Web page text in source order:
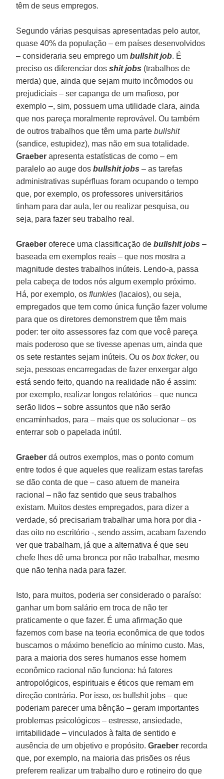
têm de seus empregos.
Segundo várias pesquisas apresentadas pelo autor,
quase 40% da população – em países desenvolvidos
– consideraria seu emprego umbullshit job. É
preciso os diferenciar dosshit jobs (trabalhos de
merda) que, ainda que sejam muito incômodos ou
prejudiciais – ser capanga de um mafioso, por
exemplo –, sim, possuem uma utilidade clara, ainda
que nos pareça moralmente reprovável. Ou também
de outros trabalhos que têm uma partebullshit
(sandice, estupidez), mas não em sua totalidade.
Graeber apresenta estatísticas de como – em
paralelo ao auge dosbullshit jobs – as tarefas
administrativas supérfluas foram ocupando o tempo
que, por exemplo, os professores universitários
tinham para dar aula, ler ou realizar pesquisa, ou
seja, para fazer seu trabalho real.
Graeber oferece uma classificação debullshit jobs –
baseada em exemplos reais – que nos mostra a
magnitude destes trabalhos inúteis. Lendo-a, passa
pela cabeça de todos nós algum exemplo próximo.
Há, por exemplo, osflunkies (lacaios), ou seja,
empregados que tem como única função fazer volume
para que os diretores demonstrem que têm mais
poder: ter oito assessores faz com que você pareça
mais poderoso que se tivesse apenas um, ainda que
os sete restantes sejam inúteis. Ou osbox ticker, ou
seja, pessoas encarregadas de fazer enxergar algo
está sendo feito, quando na realidade não é assim:
por exemplo, realizar longos relatórios – que nunca
serão lidos – sobre assuntos que não serão
encaminhados, para – mais que os solucionar – os
enterrar sob o papelada inútil.
Graeber dá outros exemplos, mas o ponto comum
entre todos é que aqueles que realizam estas tarefas
se dão conta de que – caso atuem de maneira
racional – não faz sentido que seus trabalhos
existam. Muitos destes empregados, para dizer a
verdade, só precisariam trabalhar uma hora por dia -
das oito no escritório -, sendo assim, acabam fazendo
ver que trabalham, já que a alternativa é que seu
chefe lhes dê uma bronca por não trabalhar, mesmo
que não tenha nada para fazer.
Isto, para muitos, poderia ser considerado o paraíso:
ganhar um bom salário em troca de não ter
praticamente o que fazer. É uma afirmação que
fazemos com base na teoria econômica de que todos
buscamos o máximo benefício ao mínimo custo. Mas,
para a maioria dos seres humanos esse homem
econômico racional não funciona: há fatores
antropológicos, espirituais e éticos que remam em
direção contrária. Por isso, os bullshit jobs – que
poderiam parecer uma bênção – geram importantes
problemas psicológicos – estresse, ansiedade,
irritabilidade – vinculados à falta de sentido e
ausência de um objetivo e propósito.Graeber recorda
que, por exemplo, na maioria das prisões os réus
preferem realizar um trabalho duro e rotineiro do que